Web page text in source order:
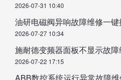
2026-07-31 10:40
油研电磁阀异响故障维修一键
2026-07-27 10:34
施耐德变频器面板不显示故
2026-07-22 17:15